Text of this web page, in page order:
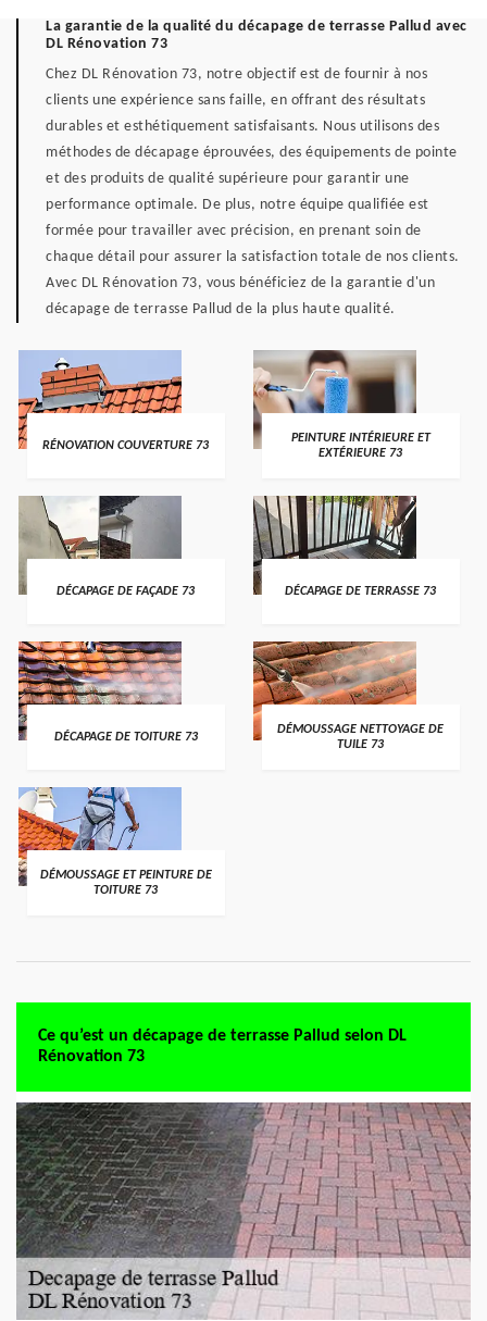
La garantie de la qualité du décapage de terrasse Pallud avec
DL Rénovation 73
Chez DL Rénovation 73, notre objectif est de fournir à nos
clients une expérience sans faille, en offrant des résultats
durables et esthétiquement satisfaisants. Nous utilisons des
méthodes de décapage éprouvées, des équipements de pointe
et des produits de qualité supérieure pour garantir une
performance optimale. De plus, notre équipe qualifiée est
formée pour travailler avec précision, en prenant soin de
chaque détail pour assurer la satisfaction totale de nos clients.
Avec DL Rénovation 73, vous bénéficiez de la garantie d'un
décapage de terrasse Pallud de la plus haute qualité.
RÉNOVATION COUVERTURE 73
PEINTURE INTÉRIEURE ET
EXTÉRIEURE 73
DÉCAPAGE DE FAÇADE 73 DÉCAPAGE DE TERRASSE 73
DÉCAPAGE DE TOITURE 73
DÉMOUSSAGE NETTOYAGE DE
TUILE 73
DÉMOUSSAGE ET PEINTURE DE
TOITURE 73
Ce qu’est un décapage de terrasse Pallud selon DL
Rénovation 73